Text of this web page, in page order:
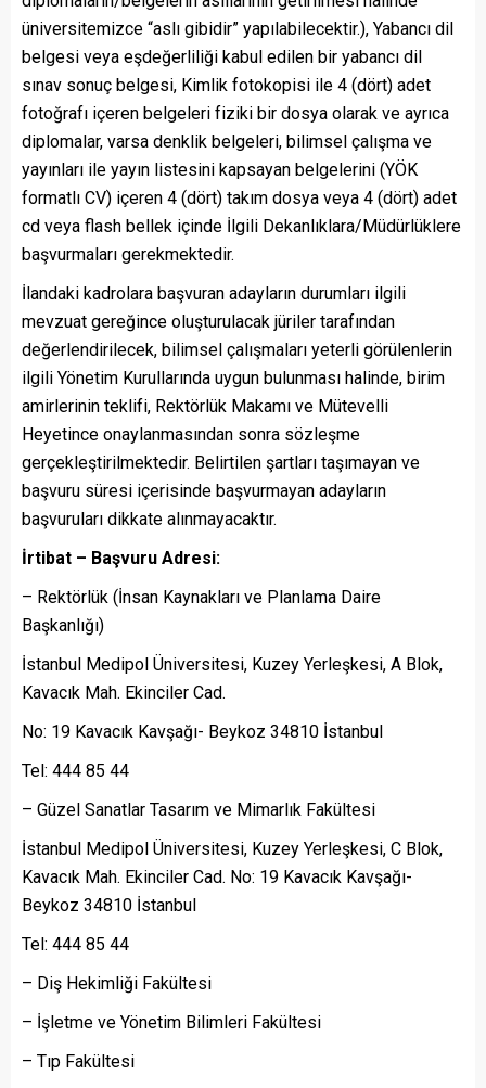
üniversitemizce “aslı gibidir” yapılabilecektir.), Yabancı dil
belgesi veya eşdeğerliliği kabul edilen bir yabancı dil
sınav sonuç belgesi, Kimlik fotokopisi ile 4 (dört) adet
fotoğrafı içeren belgeleri fiziki bir dosya olarak ve ayrıca
diplomalar, varsa denklik belgeleri, bilimsel çalışma ve
yayınları ile yayın listesini kapsayan belgelerini (YÖK
formatlı CV) içeren 4 (dört) takım dosya veya 4 (dört) adet
cd veya flash bellek içinde İlgili Dekanlıklara/Müdürlüklere
başvurmaları gerekmektedir.
İlandaki kadrolara başvuran adayların durumları ilgili
mevzuat gereğince oluşturulacak jüriler tarafından
değerlendirilecek, bilimsel çalışmaları yeterli görülenlerin
ilgili Yönetim Kurullarında uygun bulunması halinde, birim
amirlerinin teklifi, Rektörlük Makamı ve Mütevelli
Heyetince onaylanmasından sonra sözleşme
gerçekleştirilmektedir. Belirtilen şartları taşımayan ve
başvuru süresi içerisinde başvurmayan adayların
başvuruları dikkate alınmayacaktır.
İrtibat – Başvuru Adresi:
– Rektörlük (İnsan Kaynakları ve Planlama Daire
Başkanlığı)
İstanbul Medipol Üniversitesi, Kuzey Yerleşkesi, A Blok,
Kavacık Mah. Ekinciler Cad.
No: 19 Kavacık Kavşağı- Beykoz 34810 İstanbul
Tel: 444 85 44
– Güzel Sanatlar Tasarım ve Mimarlık Fakültesi
İstanbul Medipol Üniversitesi, Kuzey Yerleşkesi, C Blok,
Kavacık Mah. Ekinciler Cad. No: 19 Kavacık Kavşağı-
Beykoz 34810 İstanbul
Tel: 444 85 44
– Diş Hekimliği Fakültesi
– İşletme ve Yönetim Bilimleri Fakültesi
– Tıp Fakültesi